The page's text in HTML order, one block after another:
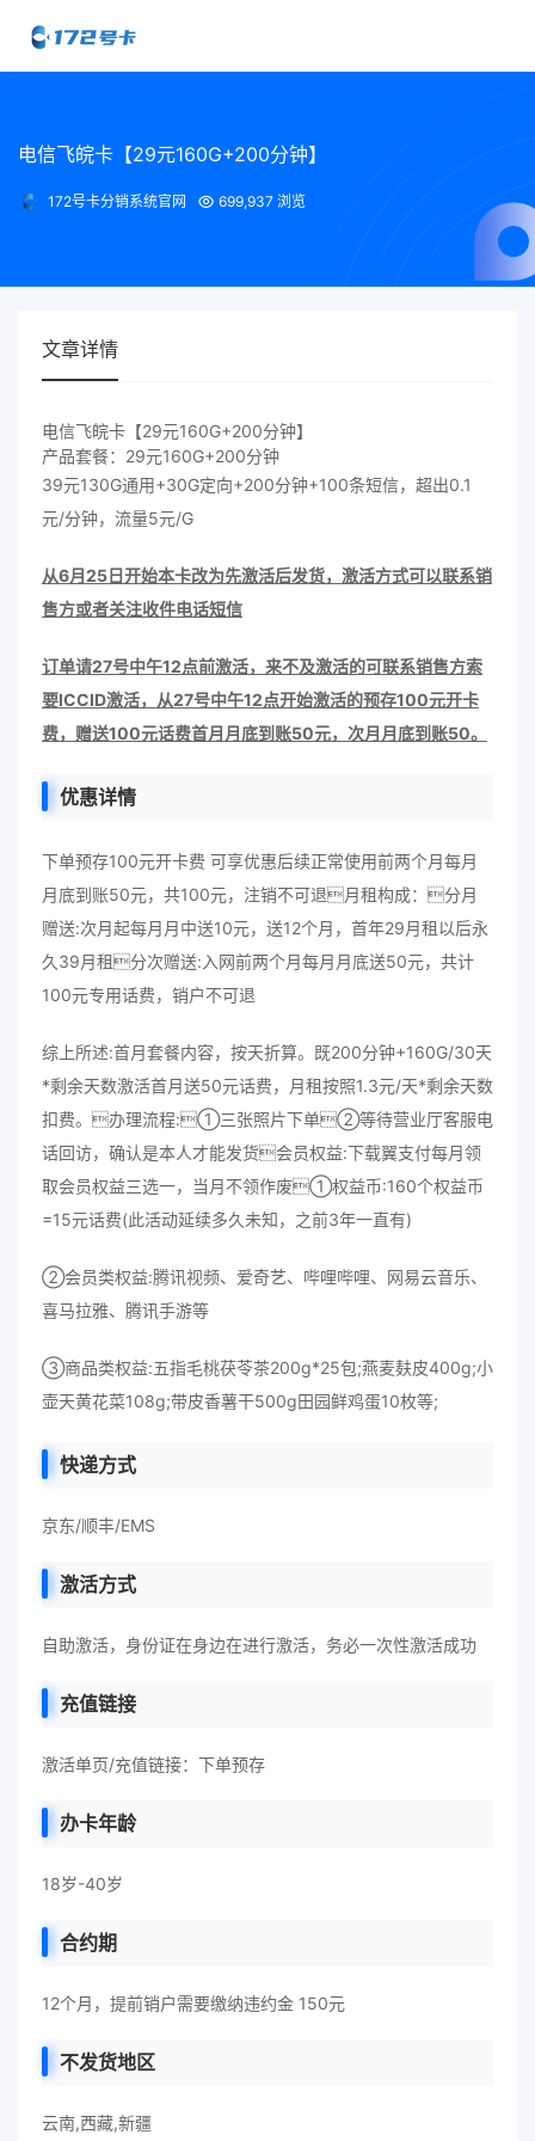
电信飞皖卡【29元160G+200分钟】
172号卡分销系统官网 699,937 浏览
文章详情
电信飞皖卡【29元160G+200分钟】
产品套餐：29元160G+200分钟
39元130G通用+30G定向+200分钟+100条短信，超出0.1
元/分钟，流量5元/G
从6月25日开始本卡改为先激活后发货，激活方式可以联系销
售方或者关注收件电话短信
订单请27号中午12点前激活，来不及激活的可联系销售方索
要ICCID激活，从27号中午12点开始激活的预存100元开卡
费，赠送100元话费首月月底到账50元，次月月底到账50。
优惠详情
下单预存100元开卡费 可享优惠后续正常使用前两个月每月
月底到账50元，共100元，注销不可退月租构成：分月
赠送:次月起每月月中送10元，送12个月，首年29月租以后永
久39月租分次赠送:入网前两个月每月月底送50元，共计
100元专用话费，销户不可退
综上所述:首月套餐内容，按天折算。既200分钟+160G/30天
*剩余天数激活首月送50元话费，月租按照1.3元/天*剩余天数
扣费。办理流程:①三张照片下单②等待营业厅客服电
话回访，确认是本人才能发货会员权益:下载翼支付每月领
取会员权益三选一，当月不领作废①权益币:160个权益币
=15元话费(此活动延续多久未知，之前3年一直有)
②会员类权益:腾讯视频、爱奇艺、哔哩哔哩、网易云音乐、
喜马拉雅、腾讯手游等
③商品类权益:五指毛桃茯苓茶200g*25包;燕麦麸皮400g;小
壶天黄花菜108g;带皮香薯干500g田园鲜鸡蛋10枚等;
快递方式
京东/顺丰/EMS
激活方式
自助激活，身份证在身边在进行激活，务必一次性激活成功
充值链接
激活单页/充值链接：下单预存
办卡年龄
18岁-40岁
合约期
12个月，提前销户需要缴纳违约金 150元
不发货地区
云南,西藏,新疆